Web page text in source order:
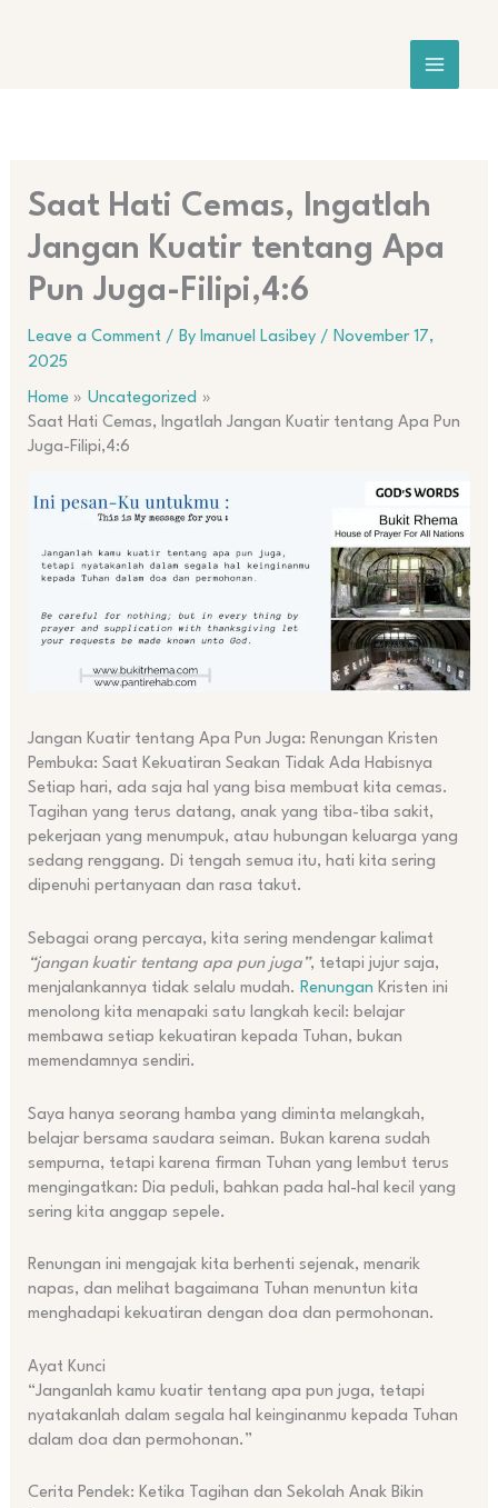
Saat Hati Cemas, Ingatlah
Jangan Kuatir tentang Apa
Pun Juga-Filipi,4:6
Leave a Comment / By Imanuel Lasibey / November 17,
2025
Home
Uncategorized
Saat Hati Cemas, Ingatlah Jangan Kuatir tentang Apa Pun
Juga-Filipi,4:6
Jangan Kuatir tentang Apa Pun Juga: Renungan Kristen
Pembuka: Saat Kekuatiran Seakan Tidak Ada Habisnya
Setiap hari, ada saja hal yang bisa membuat kita cemas.
Tagihan yang terus datang, anak yang tiba-tiba sakit,
pekerjaan yang menumpuk, atau hubungan keluarga yang
sedang renggang. Di tengah semua itu, hati kita sering
dipenuhi pertanyaan dan rasa takut.
Sebagai orang percaya, kita sering mendengar kalimat
“jangan kuatir tentang apa pun juga”, tetapi jujur saja,
menjalankannya tidak selalu mudah. Renungan Kristen ini
menolong kita menapaki satu langkah kecil: belajar
membawa setiap kekuatiran kepada Tuhan, bukan
memendamnya sendiri.
Saya hanya seorang hamba yang diminta melangkah,
belajar bersama saudara seiman. Bukan karena sudah
sempurna, tetapi karena firman Tuhan yang lembut terus
mengingatkan: Dia peduli, bahkan pada hal-hal kecil yang
sering kita anggap sepele.
Renungan ini mengajak kita berhenti sejenak, menarik
napas, dan melihat bagaimana Tuhan menuntun kita
menghadapi kekuatiran dengan doa dan permohonan.
Ayat Kunci
“Janganlah kamu kuatir tentang apa pun juga, tetapi
nyatakanlah dalam segala hal keinginanmu kepada Tuhan
dalam doa dan permohonan.”
Cerita Pendek: Ketika Tagihan dan Sekolah Anak Bikin